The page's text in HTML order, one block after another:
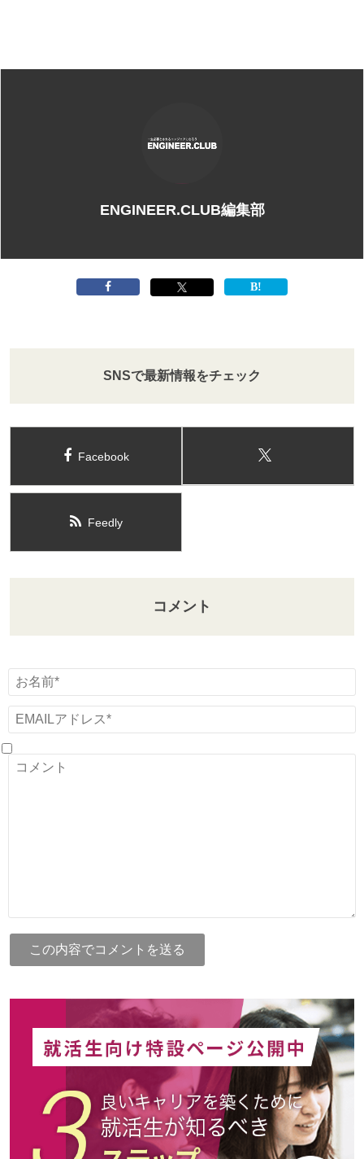
ENGINEER.CLUB編集部
SNSで最新情報をチェック
Facebook
Feedly
コメント